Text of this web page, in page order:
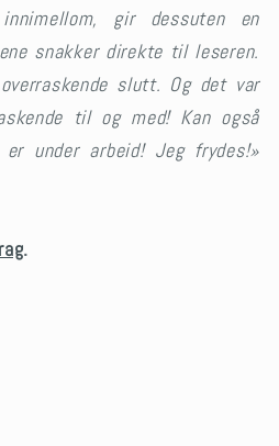
gir dessuten en
snakker direkte til leseren.
slutt. Og det var
til og med! Kan også
under arbeid! Jeg frydes!»
.